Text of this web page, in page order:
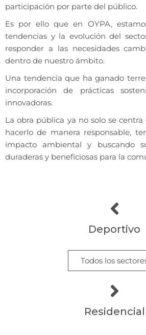
participación por parte del público.
Es por ello que en OYPA,
tendencias y la evolución del
responder a las necesidades
dentro de nuestro ámbito.
Una tendencia que ha ganado
incorporación de prácticas
innovadoras.
La obra pública ya no solo se
hacerlo de manera responsable,
impacto ambiental y buscando
duraderas y beneficiosas para la
Deportivo
Todos los
Residencial